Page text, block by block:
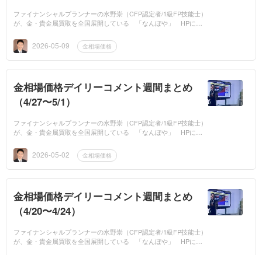
ファイナンシャルプランナーの水野崇（CFP認定者/1級FP技能士）
が、金・貴金属買取を全国展開している 「なんぼや」 HPに、
週の金相場価格の...
2026-05-09 金相場価格
金相場価格デイリーコメント週間まとめ
（4/27〜5/1）
ファイナンシャルプランナーの水野崇（CFP認定者/1級FP技能士）
が、金・貴金属買取を全国展開している 「なんぼや」 HPに、
週の金相場価格の...
2026-05-02 金相場価格
金相場価格デイリーコメント週間まとめ
（4/20〜4/24）
ファイナンシャルプランナーの水野崇（CFP認定者/1級FP技能士）
が、金・貴金属買取を全国展開している 「なんぼや」 HPに、